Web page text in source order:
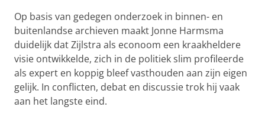
Op basis van gedegen onderzoek in binnen- en
buitenlandse archieven maakt Jonne Harmsma
duidelijk dat Zijlstra als econoom een kraakheldere
visie ontwikkelde, zich in de politiek slim profileerde
als expert en koppig bleef vasthouden aan zijn eigen
gelijk. In conflicten, debat en discussie trok hij vaak
aan het langste eind.